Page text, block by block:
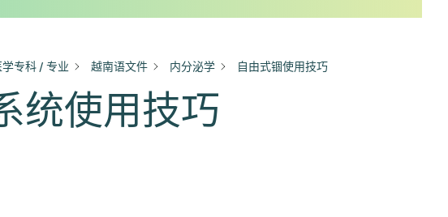
专科 / 专业 越南语文件 内分泌学 自由式锢使用技巧
统使用技巧